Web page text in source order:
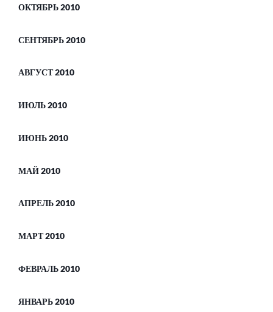
ОКТЯБРЬ 2010
СЕНТЯБРЬ 2010
АВГУСТ 2010
ИЮЛЬ 2010
ИЮНЬ 2010
МАЙ 2010
АПРЕЛЬ 2010
МАРТ 2010
ФЕВРАЛЬ 2010
ЯНВАРЬ 2010